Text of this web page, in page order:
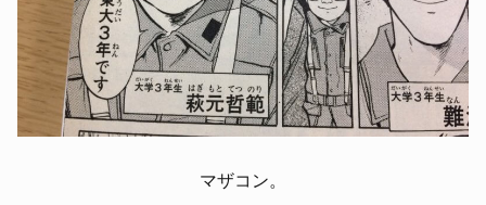
マザコン。